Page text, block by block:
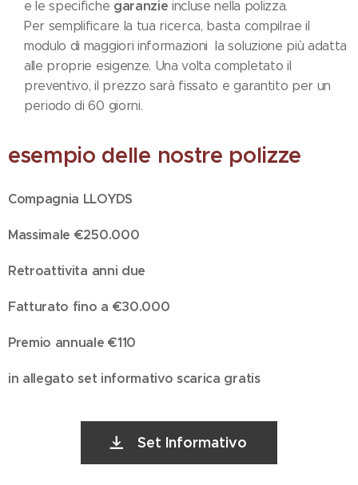
e le specifiche garanzie incluse nella polizza.
Per semplificare la tua ricerca, basta compilrae il
modulo di maggiori informazioni la soluzione più adatta
alle proprie esigenze. Una volta completato il
preventivo, il prezzo sarà fissato e garantito per un
periodo di 60 giorni.
esempio delle nostre polizze
Compagnia LLOYDS
Massimale €250.000
Retroattivita anni due
Fatturato fino a €30.000
Premio annuale €110
in allegato set informativo scarica gratis
Set Informativo